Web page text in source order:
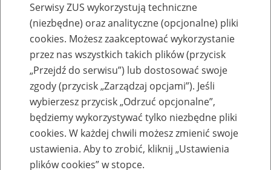
Emerytury
Baza zlikwidowanych lub
przekształconych zakładów pracy
Serwisy ZUS wykorzystują techniczne
(niezbędne) oraz analityczne (opcjonalne) pliki
cookies. Możesz zaakceptować wykorzystanie
przez nas wszystkich takich plików (przycisk
„Przejdź do serwisu”) lub dostosować swoje
zgody (przycisk „Zarządzaj opcjami”). Jeśli
wybierzesz przycisk „Odrzuć opcjonalne”,
będziemy wykorzystywać tylko niezbędne pliki
cookies. W każdej chwili możesz zmienić swoje
ustawienia. Aby to zrobić, kliknij „Ustawienia
plików cookies” w stopce.